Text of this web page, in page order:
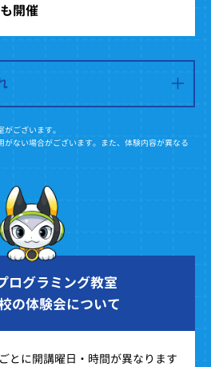
開催
ございます。
ない場合がございます。また、体験内容が異なる
ログラミング教室
の体験会について
とに開講曜日・時間が異なります